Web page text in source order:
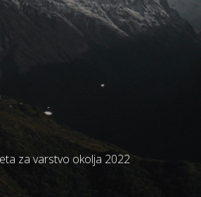
za varstvo okolja 2022